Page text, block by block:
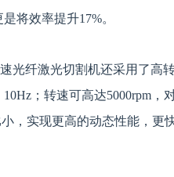
将效率提升17%。
光纤激光切割机还采用了高
；转速可高达5000rpm，
小，实现更高的动态性能，